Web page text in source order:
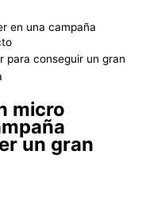
en una campaña
micro
un gran